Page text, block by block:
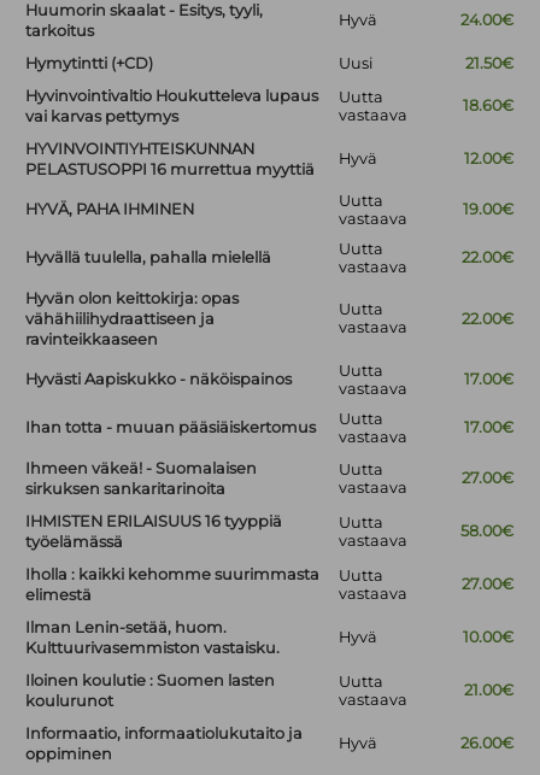
Huumorin skaalat - Esitys, tyyli,
tarkoitus
Hyvä 24.00€
Hymytintti (+CD) Uusi
21.50€
Hyvinvointivaltio Houkutteleva lupaus
vai karvas pettymys
Uutta
vastaava
18.60€
HYVINVOINTIYHTEISKUNNAN
PELASTUSOPPI 16 murrettua myyttiä
Hyvä 12.00€
HYVÄ, PAHA IHMINEN
Uutta
vastaava
19.00€
Hyvällä tuulella, pahalla mielellä
Uutta
vastaava
22.00€
Hyvän olon keittokirja: opas
vähähiilihydraattiseen ja
ravinteikkaaseen
Uutta
vastaava
22.00€
Hyvästi Aapiskukko - näköispainos
Uutta
vastaava
17.00€
Ihan totta - muuan pääsiäiskertomus
Uutta
vastaava
17.00€
Ihmeen väkeä! - Suomalaisen
sirkuksen sankaritarinoita
Uutta
vastaava
27.00€
IHMISTEN ERILAISUUS 16 tyyppiä
työelämässä
Uutta
vastaava
58.00€
Iholla : kaikki kehomme suurimmasta
elimestä
Uutta
vastaava
27.00€
Ilman Lenin-setää, huom.
Kulttuurivasemmiston vastaisku.
Hyvä 10.00€
Iloinen koulutie : Suomen lasten
koulurunot
Uutta
vastaava
21.00€
Informaatio, informaatiolukutaito ja
oppiminen
Hyvä 26.00€